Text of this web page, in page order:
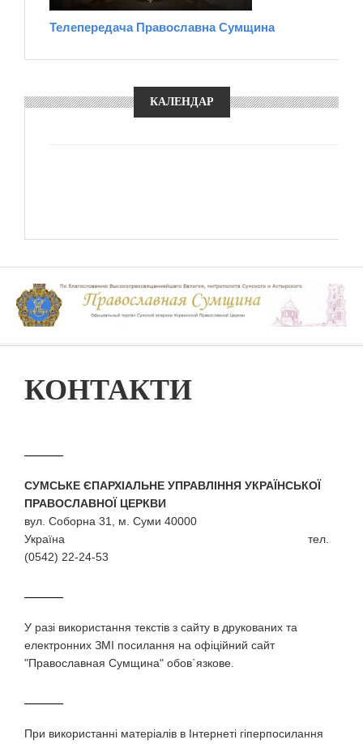
Телепередача Православна Сумщина
КАЛЕНДАР
КОНТАКТИ
СУМСЬКЕ ЄПАРХІАЛЬНЕ УПРАВЛІННЯ УКРАЇНСЬКОЇ
ПРАВОСЛАВНОЇ ЦЕРКВИ
вул. Соборна 31, м. Суми 40000
Україна тел.
(0542) 22-24-53
У разi використання текстiв з сайту в друкованих та
електронних ЗМI посилання на офіційний сайт
"Православная Сумщина" обов`язкове.
При використаннi матерiалiв в Iнтернетi гiперпосилання